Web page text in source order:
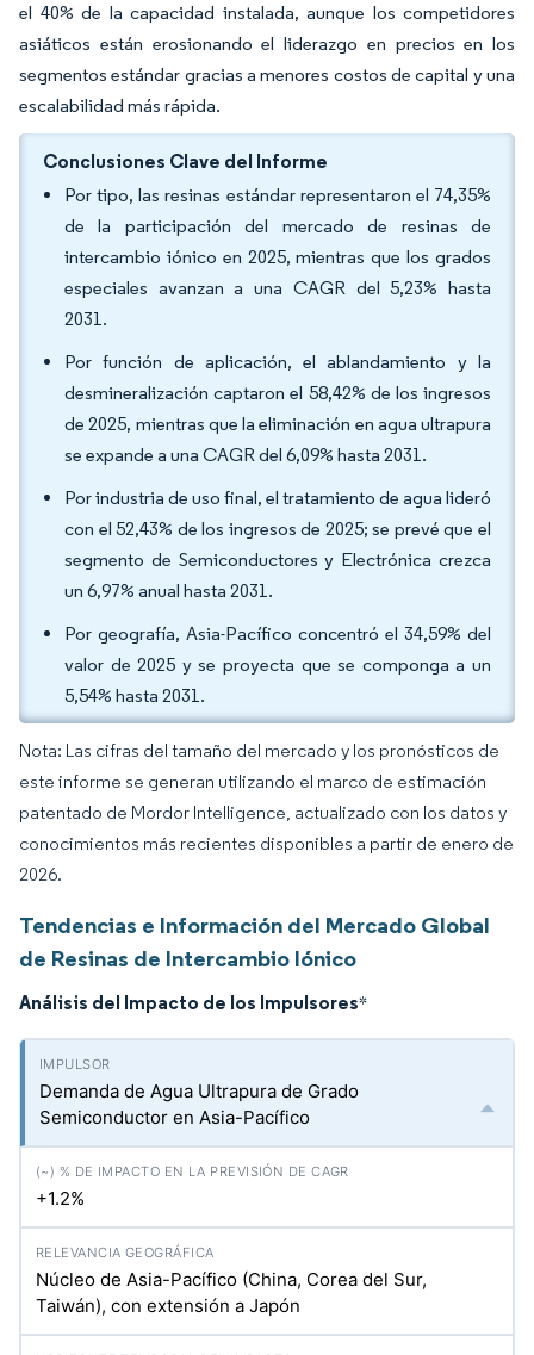
el 40% de la capacidad instalada, aunque los competidores
asiáticos están erosionando el liderazgo en precios en los
segmentos estándar gracias a menores costos de capital y una
escalabilidad más rápida.
Conclusiones Clave del Informe
Por tipo, las resinas estándar representaron el 74,35%
de la participación del mercado de resinas de
intercambio iónico en 2025, mientras que los grados
especiales avanzan a una CAGR del 5,23% hasta
2031.
Por función de aplicación, el ablandamiento y la
desmineralización captaron el 58,42% de los ingresos
de 2025, mientras que la eliminación en agua ultrapura
se expande a una CAGR del 6,09% hasta 2031.
Por industria de uso final, el tratamiento de agua lideró
con el 52,43% de los ingresos de 2025; se prevé que el
segmento de Semiconductores y Electrónica crezca
un 6,97% anual hasta 2031.
Por geografía, Asia-Pacífico concentró el 34,59% del
valor de 2025 y se proyecta que se componga a un
5,54% hasta 2031.
Nota: Las cifras del tamaño del mercado y los pronósticos de
este informe se generan utilizando el marco de estimación
patentado de Mordor Intelligence, actualizado con los datos y
conocimientos más recientes disponibles a partir de enero de
2026.
Tendencias e Información del Mercado Global
de Resinas de Intercambio Iónico
Análisis del Impacto de los Impulsores*
Demanda de Agua Ultrapura de Grado
Semiconductor en Asia-Pacífico
+1.2%
Núcleo de Asia-Pacífico (China, Corea del Sur,
Taiwán), con extensión a Japón